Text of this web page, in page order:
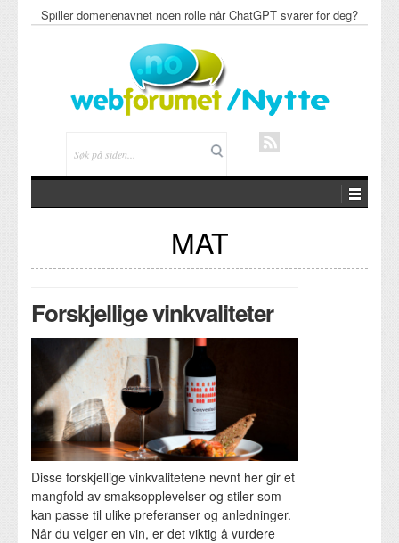
De beste nettsidebygger-verktøyene for 2026: Hva som faktisk
fungerer i dag
MAT
Forskjellige vinkvaliteter
Disse forskjellige vinkvalitetene nevnt her gir et
mangfold av smaksopplevelser og stiler som
kan passe til ulike preferanser og anledninger.
Når du velger en vin, er det viktig å vurdere